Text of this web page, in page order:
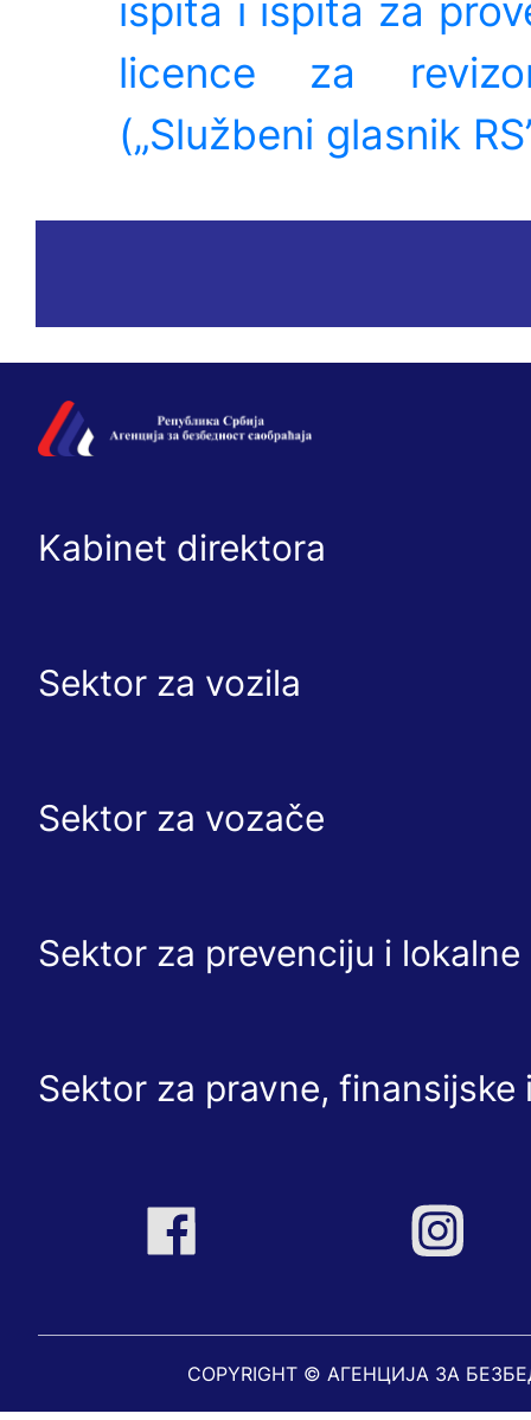
ispita i ispita za
licence za
(„Službeni glasnik
Kabinet direktora
Sektor za vozila
Sektor za vozače
Sektor za prevenciju i
Sektor za pravne, finansijske
COPYRIGHT © АГЕНЦИЈА ЗА